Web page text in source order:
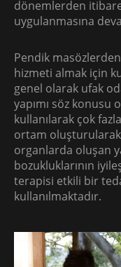
dönemlerden
uygulanmasına
Pendik
hizmeti almak için
genel olarak ufak
yapımı söz
kullanılarak çok
ortam
organlarda oluşan
bozukluklarının
terapisi etkili bir
kullanılmaktadır.